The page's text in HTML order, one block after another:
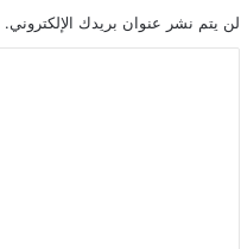
لن يتم نشر عنوان بريدك الإلكتروني.